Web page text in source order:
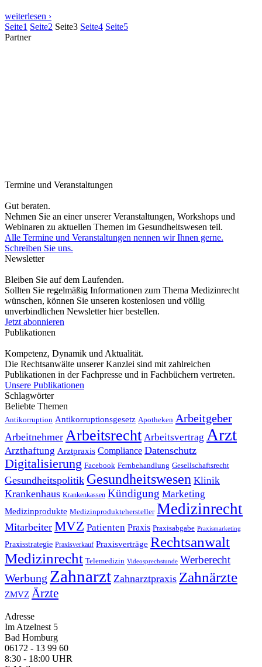
weiterlesen ›
Seite1 Seite2 Seite3 Seite4 Seite5
Partner
Termine und Veranstaltungen
Gut beraten.
Nehmen Sie an einer unserer Veranstaltungen, Workshops und
Webinaren zu aktuellen Themen im Gesundheitswesen teil.
Alle Termine und Veranstaltungen nennen wir Ihnen gerne.
Schreiben Sie uns.
Newsletter
Bleiben Sie auf dem Laufenden.
Sollten Sie regelmäßig Informationen zum Thema Medizinrecht
wünschen, können Sie unseren kostenlosen und völlig
unverbindlichen Newsletter hier bestellen.
Jetzt abonnieren
Publikationen
Kompetenz, Dynamik und Aktualität.
Die Rechtsanwälte unserer Kanzlei sind mit zahlreichen
Publikationen in der Fachpresse und in Fachbüchern vertreten.
Unsere Publikationen
Schlagwörter
Beliebte Themen
Antikorruption Antikorruptionsgesetz Apotheken Arbeitgeber
Arbeitnehmer Arbeitsrecht Arbeitsvertrag Arzt
Arzthaftung Arztpraxis Compliance Datenschutz
Digitalisierung Facebook Fernbehandlung Gesellschaftsrecht
Gesundheitspolitik Gesundheitswesen Klinik
Krankenhaus Krankenkassen Kündigung Marketing
Medizinprodukte Medizinproduktehersteller Medizinrecht
Mitarbeiter MVZ Patienten Praxis Praxisabgabe Praxismarketing
Praxisstrategie Praxisverkauf Praxisverträge Rechtsanwalt
Medizinrecht Telemedizin Videosprechstunde Werberecht
Werbung Zahnarzt Zahnarztpraxis Zahnärzte
ZMVZ Ärzte
Adresse
Im Atzelnest 5
Bad Homburg
06172 - 13 99 60
8:30 - 18:00 UHR